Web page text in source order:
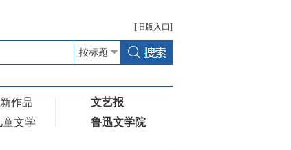
[ 旧版 入口]
新作品
童文学
文艺报
鲁迅文学院